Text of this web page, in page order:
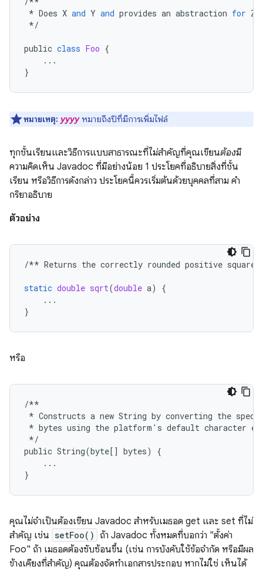
* Does X and Y and provides an abstraction for Z
*/
public class Foo {
...
}
หมายเหตุ: yyyyหมายถึงปีที่มีการเพิ่มไฟล์
ทุกชั้นเรียนและวิธีการแบบสาธารณะที่ไม่สำคัญที่คุณเขียนต้องมี
ความคิดเห็น Javadoc ที่มีอย่างน้อย 1 ประโยคที่อธิบายสิ่งที่ชั้น
เรียน หรือวิธีการดังกล่าว ประโยคนี้ควรเริ่มต้นด้วยบุคคลที่สาม คำ
กริยาอธิบาย
ตัวอย่าง
/** Returns the correctly rounded positive square
static double sqrt(double a)
{
...
}
หรือ
/**
* Constructs a new String by converting the
* bytes using the platform ' s default character
*/
public String(byte[] bytes)
{
...
}
คุณไม่จำเป็นต้องเขียน Javadoc สำหรับเมธอด get และ set ที่ไม่
สำคัญ เช่น setFoo() ถ้า Javadoc ทั้งหมดที่บอกว่า "ตั้งค่า
Foo" ถ้า เมธอดต้องซับซ้อนขึ้น (เช่น การบังคับใช้ข้อจำกัด หรือมีผล
ข้างเคียงที่สำคัญ) คุณต้องจัดทำเอกสารประกอบ หากไม่ใช่ เห็นได้